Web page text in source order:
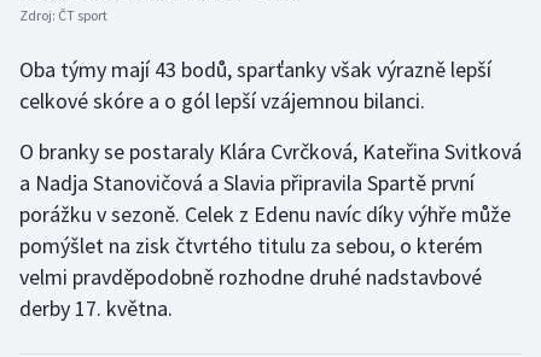
Házená
Jezdectví
Judo
Krasobruslení
Lezení
Lyže a snowboard
Zdroj: ČT sport
Oba týmy mají 43 bodů, sparťanky však výrazně lepší
celkové skóre a o gól lepší vzájemnou bilanci.
O branky se postaraly Klára Cvrčková, Kateřina Svitková
a Nadja Stanovičová a Slavia připravila Spartě první
porážku v sezoně. Celek z Edenu navíc díky výhře může
pomýšlet na zisk čtvrtého titulu za sebou, o kterém
velmi pravděpodobně rozhodne druhé nadstavbové
derby 17. května.